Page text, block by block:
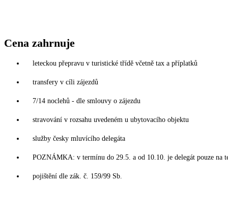
Cena zahrnuje
leteckou přepravu v turistické třídě včetně tax a příplatků
transfery v cíli zájezdů
7/14 noclehů - dle smlouvy o zájezdu
stravování v rozsahu uvedeném u ubytovacího objektu
služby česky mluvícího delegáta
POZNÁMKA: v termínu do 29.5. a od 10.10. je delegát pouze na
pojištění dle zák. č. 159/99 Sb.